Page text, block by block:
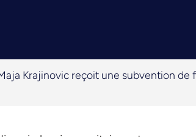
Krajinovic reçoit une subvention